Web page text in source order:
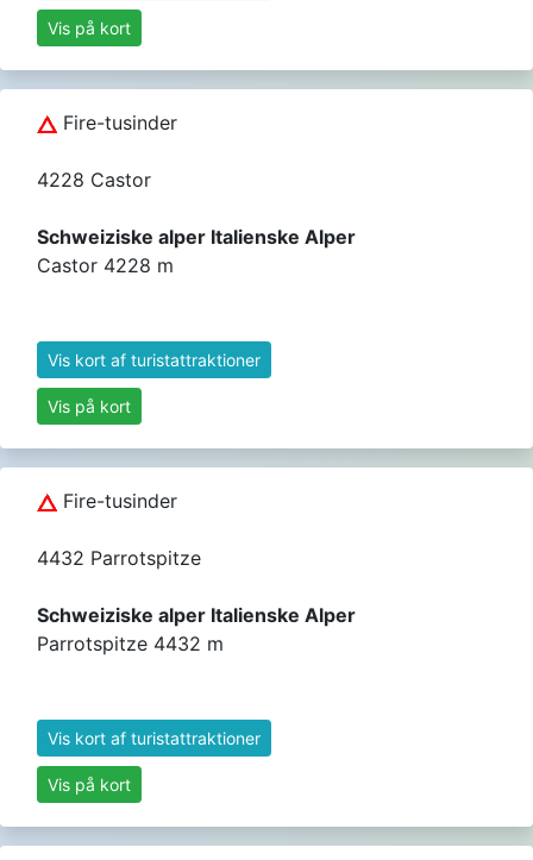
Vis på kort
Fire-tusinder
4228 Castor
Schweiziske alper Italienske Alper
Castor 4228 m
Vis kort af turistattraktioner
Vis på kort
Fire-tusinder
4432 Parrotspitze
Schweiziske alper Italienske Alper
Parrotspitze 4432 m
Vis kort af turistattraktioner
Vis på kort